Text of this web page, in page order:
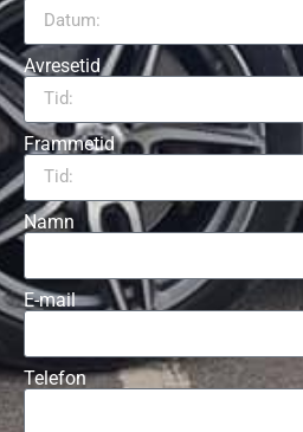
Avresetid
Frammetid
Namn
E-mail
Telefon